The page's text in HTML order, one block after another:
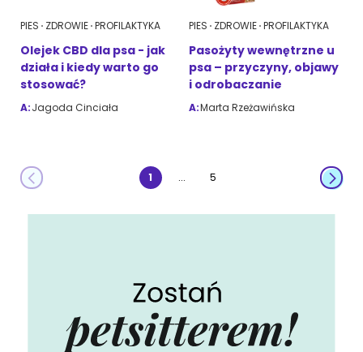
PIES ZDROWIE PROFILAKTYKA
Olejek CBD dla psa - jak
działa i kiedy warto go
stosować?
A:Jagoda Cinciała
PIES ZDROWIE PROFILAKTYKA
Pasożyty wewnętrzne u
psa – przyczyny, objawy
i odrobaczanie
A:Marta Rzeżawińska
1 ... 5